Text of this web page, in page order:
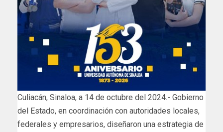
Culiacán, Sinaloa, a 14 de octubre del 2024.- Gobierno
del Estado, en coordinación con autoridades locales,
federales y empresarios, diseñaron una estrategia de